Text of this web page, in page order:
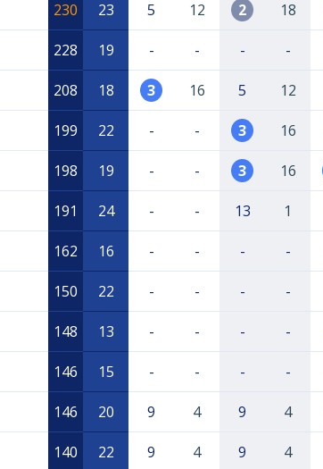
230 23 5 12 2 18
228 19 - - - -
208 18 3 16 5 12
199 22 - - 3 16
198 19 - - 3 16
191 24 - - 13 1
162 16 - - - -
150 22 - - - -
148 13 - - - -
146 15 - - - -
146 20 9 4 9 4
140 22 9 4 9 4